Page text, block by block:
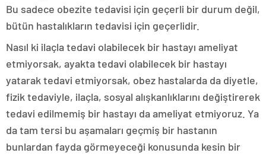
Bu sadece obezite tedavisi için geçerli bir durum değil,
bütün hastalıkların tedavisi için geçerlidir.
Nasıl ki ilaçla tedavi olabilecek bir hastayı ameliyat
etmiyorsak, ayakta tedavi olabilecek bir hastayı
yatarak tedavi etmiyorsak, obez hastalarda da diyetle,
fizik tedaviyle, ilaçla, sosyal alışkanlıklarını değiştirerek
tedavi edilmemiş bir hastayı da ameliyat etmiyoruz. Ya
da tam tersi bu aşamaları geçmiş bir hastanın
bunlardan fayda görmeyeceği konusunda kesin bir